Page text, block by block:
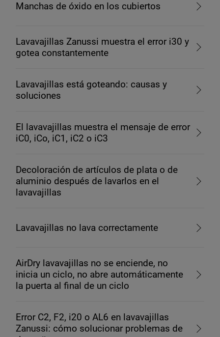
Manchas de óxido en los cubiertos
Lavavajillas Zanussi muestra el error i30 y
gotea constantemente
Lavavajillas está goteando: causas y
soluciones
El lavavajillas muestra el mensaje de error
iC0, iCo, iC1, iC2 o iC3
Decoloración de artículos de plata o de
aluminio después de lavarlos en el
lavavajillas
Lavavajillas no lava correctamente
AirDry lavavajillas no se enciende, no
inicia un ciclo, no abre automáticamente
la puerta al final de un ciclo
Error C2, F2, i20 o AL6 en lavavajillas
Zanussi: cómo solucionar problemas de